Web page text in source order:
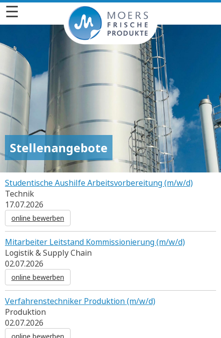
☰
Stellenangebote
Studentische Aushilfe Arbeitsvorbereitung (m/w/d)
Technik
17.07.2026
online bewerben
Mitarbeiter Leitstand Kommissionierung (m/w/d)
Logistik & Supply Chain
02.07.2026
online bewerben
Verfahrenstechniker Produktion (m/w/d)
Produktion
02.07.2026